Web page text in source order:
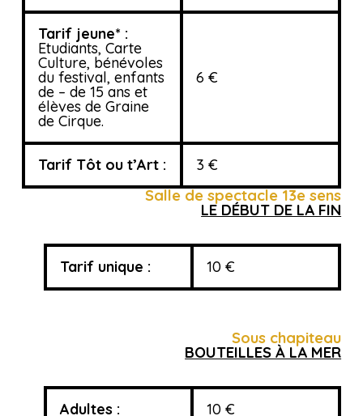
Tarif jeune* :
Etudiants, Carte
Culture, bénévoles
du festival, enfants
de – de 15 ans et
élèves de Graine
de Cirque.
6 €
Tarif Tôt ou t’Art :
3 €
Salle de spectacle 13e sens
LE DÉBUT DE LA FIN
Tarif unique : 10 €
Sous chapiteau
BOUTEILLES À LA MER
Adultes : 10 €